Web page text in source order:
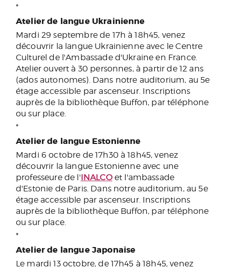
*
Atelier de langue Ukrainienne
Mardi 29 septembre de 17h à 18h45, venez
découvrir la langue Ukrainienne avec le Centre
Culturel de l'Ambassade d'Ukraine en France.
Atelier ouvert à 30 personnes, à partir de 12 ans
(ados autonomes). Dans notre auditorium, au 5e
étage accessible par ascenseur. Inscriptions
auprès de la bibliothèque Buffon, par téléphone
ou sur place.
*
Atelier de langue Estonienne
Mardi 6 octobre de 17h30 à 18h45, venez
découvrir la langue Estonienne avec une
professeure de l'INALCOet l'ambassade
d'Estonie de Paris. Dans notre auditorium, au 5e
étage accessible par ascenseur. Inscriptions
auprès de la bibliothèque Buffon, par téléphone
ou sur place.
*
Atelier de langue Japonaise
Le mardi 13 octobre, de 17h45 à 18h45, venez